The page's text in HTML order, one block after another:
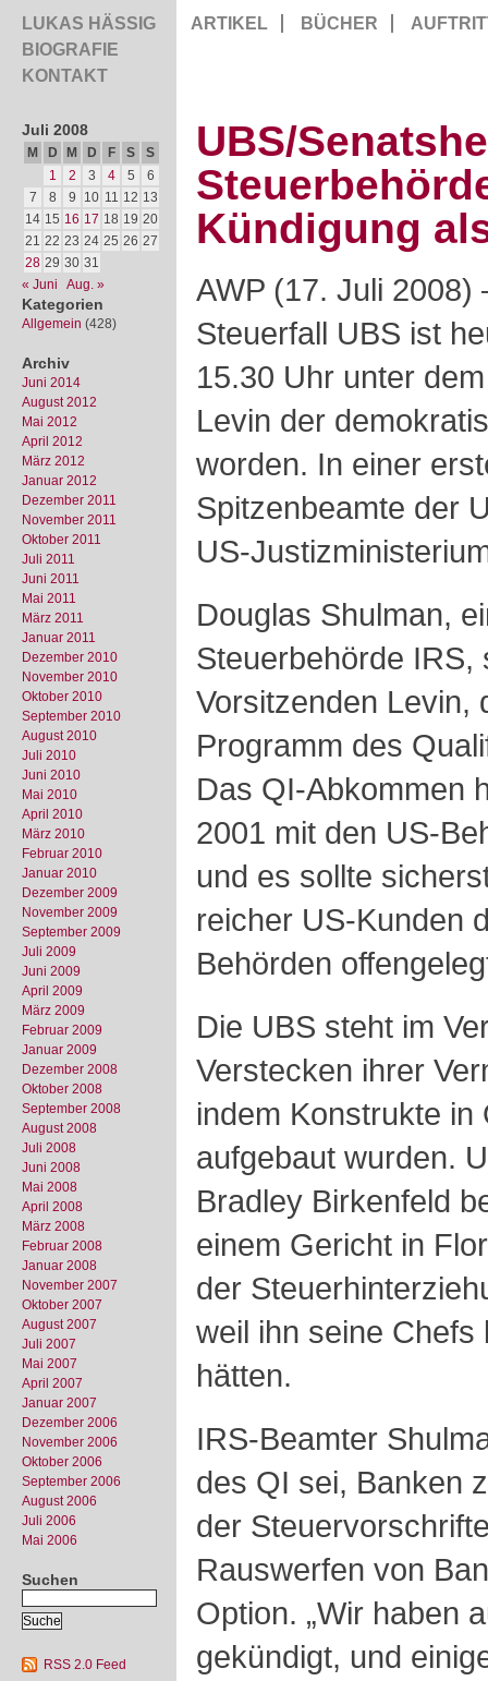
LUKAS HÄSSIG
BIOGRAFIE
KONTAKT
ARTIKEL BÜCHER
Juli 2008
M D M D F S
S
1
2 3 4 5
6
7
8 9 10 11 12 13
14 15 16 17 18 19 20
21 22 23 24 25 26 27
28 29 30 31
« Juni
Aug. »
Kategorien
Allgemein (428)
Archiv
Juni 2014
August 2012
Mai 2012
April 2012
März 2012
Januar 2012
Dezember 2011
November 2011
Oktober 2011
Juli 2011
Juni 2011
Mai 2011
März 2011
Januar 2011
Dezember 2010
November 2010
Oktober 2010
September 2010
August 2010
Juli 2010
Juni 2010
Mai 2010
April 2010
März 2010
Februar 2010
Januar 2010
Dezember 2009
November 2009
September 2009
Juli 2009
Juni 2009
April 2009
März 2009
Februar 2009
Januar 2009
Dezember 2008
Oktober 2008
September 2008
August 2008
Juli 2008
Juni 2008
Mai 2008
April 2008
März 2008
Februar 2008
Januar 2008
November 2007
Oktober 2007
August 2007
Juli 2007
Mai 2007
April 2007
Januar 2007
Dezember 2006
November 2006
Oktober 2006
September 2006
August 2006
Juli 2006
Mai 2006
Suchen
RSS 2.0 Feed
UBS/
Kündigung
AWP (17. Juli 2008)
Steuerfall UBS ist
15.30 Uhr unter
Levin der
worden. In einer
Spitzenbeamte der
US-
Douglas Shulman,
Steuerbehörde IRS,
Vorsitzenden Levin,
Programm des
Das QI-Abkommen
2001 mit den US-
und es sollte
reicher US-Kunden
Behörden
Die UBS steht im
Verstecken ihrer
indem Konstrukte in
aufgebaut wurden.
Bradley Birkenfeld
einem Gericht in
der
weil ihn seine Chefs
hätten.
IRS-Beamter
des QI sei, Banken
der
Rauswerfen von
Option. „Wir haben
gekündigt, und